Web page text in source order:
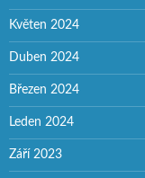
Květen 2024
Duben 2024
Březen 2024
Leden 2024
Září 2023